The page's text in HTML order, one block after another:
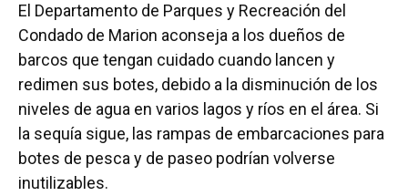
El Departamento de Parques y Recreación del
Condado de Marion aconseja a los dueños de
barcos que tengan cuidado cuando lancen y
redimen sus botes, debido a la disminución de los
niveles de agua en varios lagos y ríos en el área. Si
la sequía sigue, las rampas de embarcaciones para
botes de pesca y de paseo podrían volverse
inutilizables.